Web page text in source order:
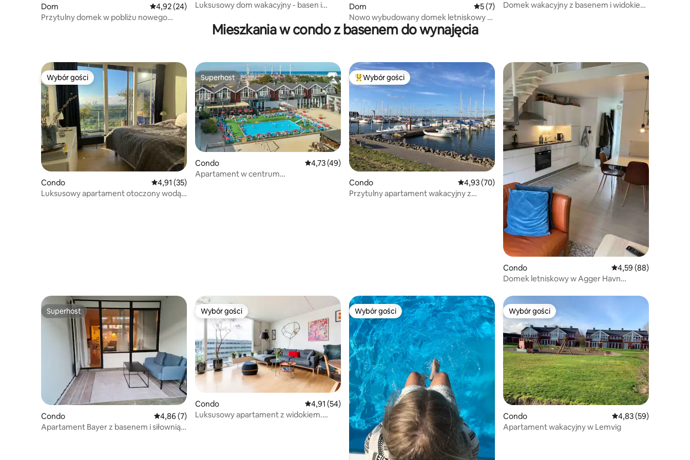
Dom Średnia ocena: 4,92 na 5, liczba recenzji: 24
4,92 (24)
Przytulny domek w pobliżu nowego
Luksusowy dom wakacyjny - basen i
Dom Średnia ocena: 5 na 5, liczba recenzji: 7
5 (7)
Nowo wybudowany domek letniskowy z
basenem i sauną
Domek wakacyjny z basenem i widokiem
Mieszkania w condo z basenem do wynajęcia
Wybór gości
Wybór gości
Condo Średnia ocena: 4,91 na 5, liczba recenzji: 35
4,91 (35)
Luksusowy apartament otoczony wodą,
Superhost
Superhost
Condo Średnia ocena: 4,73 na 5, liczba recenzji: 49
4,73 (49)
Apartament w centrum
Najpopularniejsze z kategorii Wybór gości
Wybór gości
Condo Średnia ocena: 4,93 na 5, liczba recenzji: 70
4,93 (70)
Przytulny apartament wakacyjny z
Condo Średnia ocena: 4,59
4,59 (88)
Domek letniskowy w Agger Havn
Superhost
Superhost
Condo Średnia ocena: 4,86 na 5, liczba recenzji: 7
4,86 (7)
Apartament Bayer z basenem i siłownią |
Wybór gości
Wybór gości
Condo Średnia ocena: 4,91 na 5, liczba recenzji: 54
4,91 (54)
Luksusowy apartament z widokiem.
Wybór gości
Wybór gości Wybór gości
Wybór gości
Condo Średnia ocena: 4,83
4,83 (59)
Apartament wakacyjny w Lemvig